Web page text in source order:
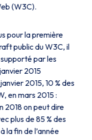
(W3C).
pour la première
public du W3C, il
par les
2015
2015, 10 % des
en mars 2015 :
2018 on peut dire
plus de 85 % des
la fin de l’année